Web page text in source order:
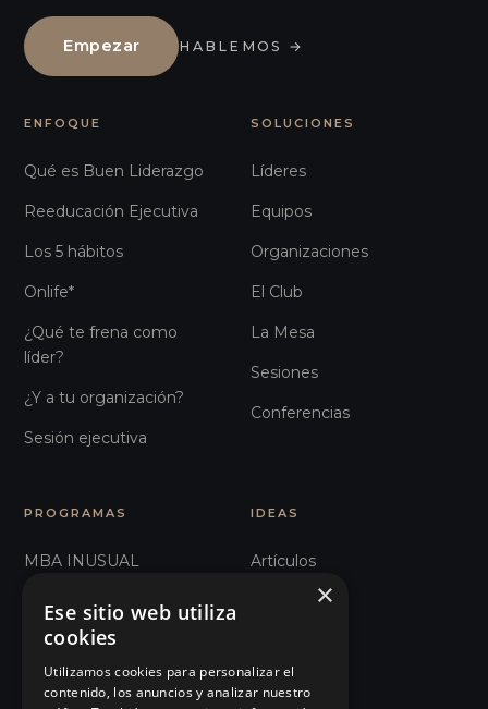
Empezar HABLEMOS →
ENFOQUE
Qué es Buen Liderazgo
Reeducación Ejecutiva
Los 5 hábitos
Onlife*
¿Qué te frena como
líder?
¿Y a tu organización?
Sesión ejecutiva
SOLUCIONES
Líderes
Equipos
Organizaciones
El Club
La Mesa
Sesiones
Conferencias
PROGRAMAS
MBA INUSUAL
Humanos con Recursos
Comunicación e
Influencia
IDEAS
Artículos
Podcast
×
Ese sitio web utiliza
cookies
Utilizamos cookies para personalizar el
contenido, los anuncios y analizar nuestro